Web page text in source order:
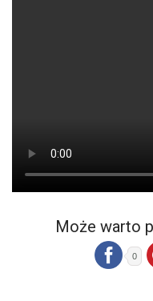
Może warto
0